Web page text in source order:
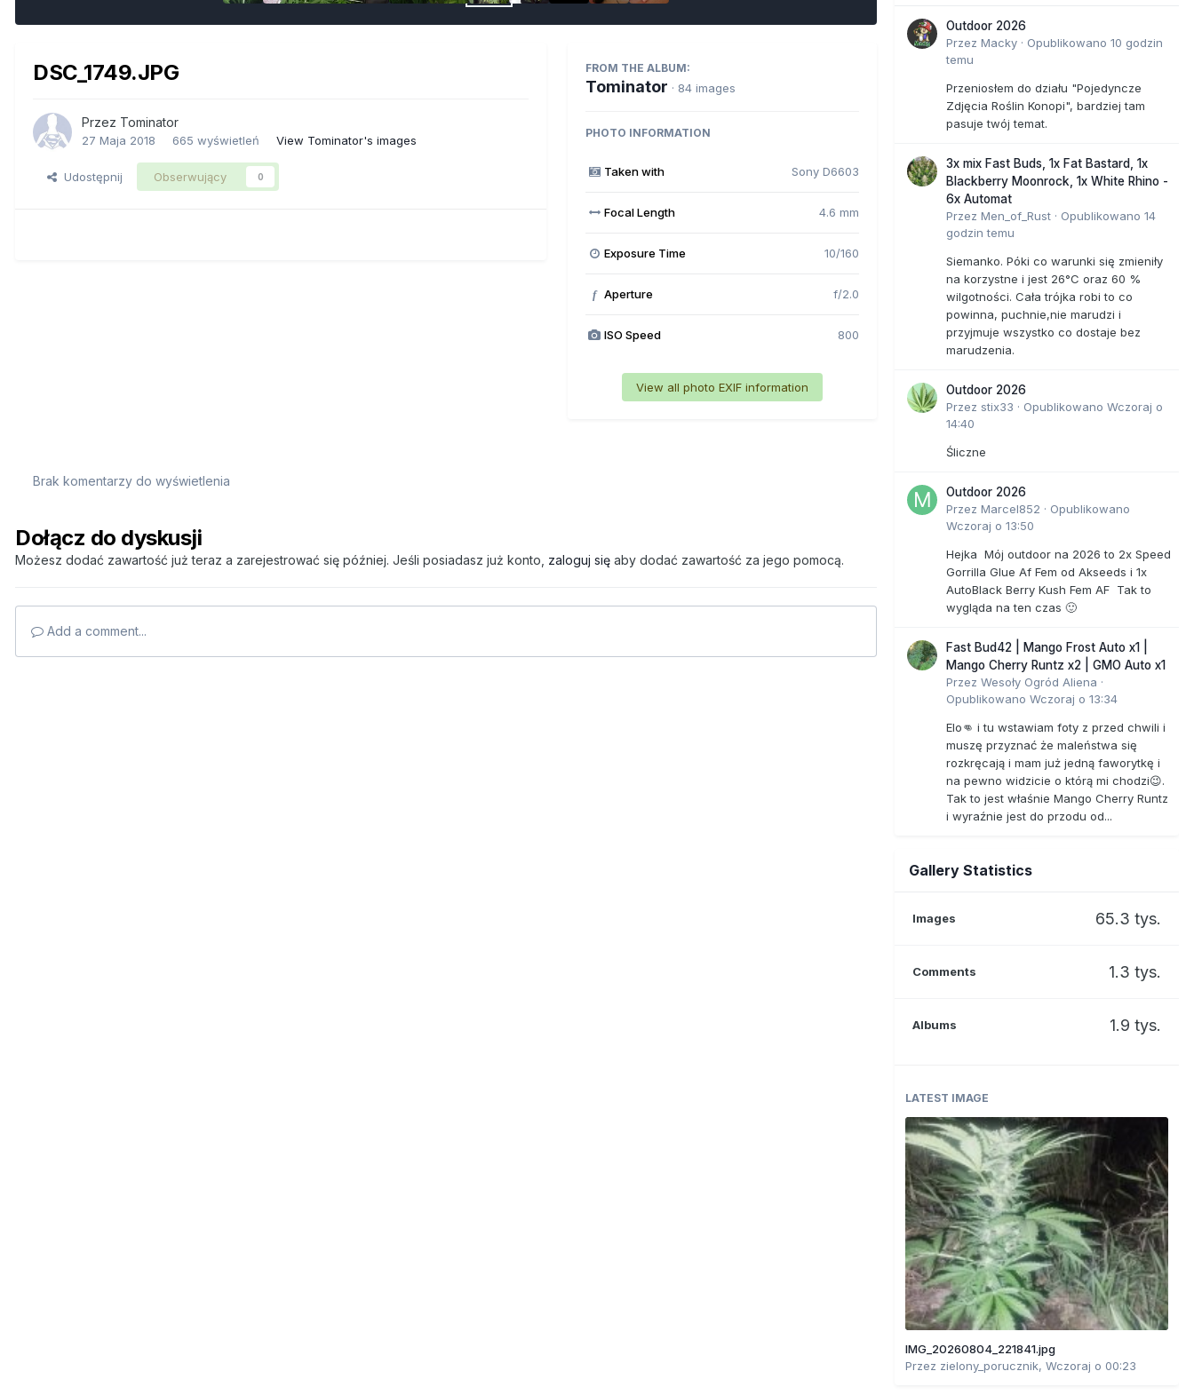
DSC_1749.JPG
Przez Tominator
27 Maja 2018 665 wyświetleń View Tominator's images
Udostępnij Obserwujący 0
FROM THE ALBUM:
Tominator · 84 images
PHOTO INFORMATION
Taken with Sony D6603
Focal Length 4.6 mm
Exposure Time 10/160
f Aperture f/2.0
ISO Speed 800
View all photo EXIF information
Brak komentarzy do wyświetlenia
Dołącz do dyskusji
Możesz dodać zawartość już teraz a zarejestrować się później. Jeśli posiadasz już konto, zaloguj się aby dodać zawartość za jego pomocą.
Add a comment...
Outdoor 2026
Przez Macky · Opublikowano 10 godzin
temu
Przeniosłem do działu "Pojedyncze
Zdjęcia Roślin Konopi", bardziej tam
pasuje twój temat.
3x mix Fast Buds, 1x Fat Bastard, 1x
Blackberry Moonrock, 1x White Rhino -
6x Automat
Przez Men_of_Rust · Opublikowano 14
godzin temu
Siemanko. Póki co warunki się zmieniły
na korzystne i jest 26°C oraz 60 %
wilgotności. Cała trójka robi to co
powinna, puchnie,nie marudzi i
przyjmuje wszystko co dostaje bez
marudzenia.
Outdoor 2026
Przez stix33 · Opublikowano Wczoraj o
14:40
Śliczne
Outdoor 2026
Przez Marcel852 · Opublikowano
Wczoraj o 13:50
Hejka Mój outdoor na 2026 to 2x Speed
Gorrilla Glue Af Fem od Akseeds i 1x
AutoBlack Berry Kush Fem AF Tak to
wygląda na ten czas 🙂
Fast Bud42 | Mango Frost Auto x1 |
Mango Cherry Runtz x2 | GMO Auto x1
Przez Wesoły Ogród Aliena ·
Opublikowano Wczoraj o 13:34
Elo👊 i tu wstawiam foty z przed chwili i
muszę przyznać że maleństwa się
rozkręcają i mam już jedną faworytkę i
na pewno widzicie o którą mi chodzi😉.
Tak to jest właśnie Mango Cherry Runtz
i wyraźnie jest do przodu od...
Gallery Statistics
Images 65.3 tys.
Comments 1.3 tys.
Albums 1.9 tys.
LATEST IMAGE
IMG_20260804_221841.jpg
Przez zielony_porucznik, Wczoraj o 00:23